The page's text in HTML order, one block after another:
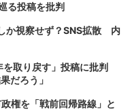
る投稿を批判
か視察せず？SNS拡散 内
を取り戻す」投稿に批判
だろう」
権を「戦前回帰路線」と